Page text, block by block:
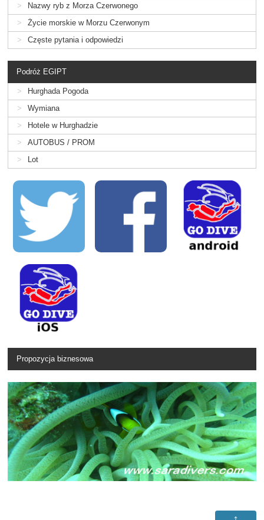
Nazwy ryb z Morza Czerwonego
Życie morskie w Morzu Czerwonym
Częste pytania i odpowiedzi
Podróż EGIPT
Hurghada Pogoda
Wymiana
Hotele w Hurghadzie
AUTOBUS / PROM
Lot
Propozycja biznesowa